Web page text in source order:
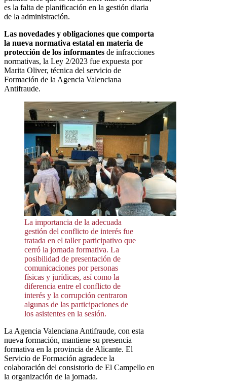
es la falta de planificación en la gestión diaria
de la administración.
Las novedades y obligaciones que comporta
la nueva normativa estatal en materia de
protección de los informantes de infracciones
normativas, la Ley 2/2023 fue expuesta por
Marita Oliver, técnica del servicio de
Formación de la Agencia Valenciana
Antifraude.
La importancia de la adecuada
gestión del conflicto de interés fue
tratada en el taller participativo que
cerró la jornada formativa. La
posibilidad de presentación de
comunicaciones por personas
físicas y jurídicas, así como la
diferencia entre el conflicto de
interés y la corrupción centraron
algunas de las participaciones de
los asistentes en la sesión.
La Agencia Valenciana Antifraude, con esta
nueva formación, mantiene su presencia
formativa en la provincia de Alicante. El
Servicio de Formación agradece la
colaboración del consistorio de El Campello en
la organización de la jornada.